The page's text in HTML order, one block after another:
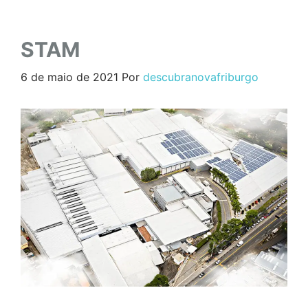
STAM
6 de maio de 2021 Por descubranovafriburgo